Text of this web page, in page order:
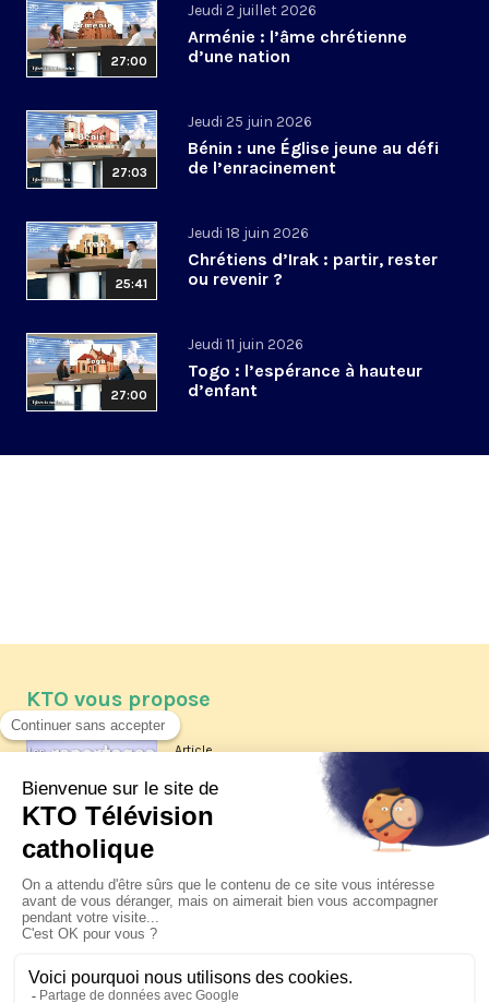
27:00
Jeudi 2 juillet 2026
Arménie : l’âme chrétienne
d’une nation
27:03
Jeudi 25 juin 2026
Bénin : une Église jeune au défi
de l’enracinement
25:41
Jeudi 18 juin 2026
Chrétiens d’Irak : partir, rester
ou revenir ?
27:00
Jeudi 11 juin 2026
Togo : l’espérance à hauteur
d’enfant
KTO vous propose
Article
Les reportages d'été 2026 de KTO
La visite pastorale du pape Léon
XIV à Assise à suivre sur KTO le
jeudi 6 août
Le pape en Uruguay, Argentine et
Pérou du 6 au 17 novembre 2026